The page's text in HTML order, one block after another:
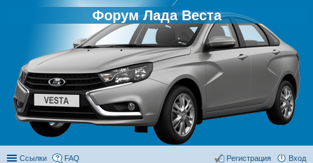
Форум Лада Веста
Ссылки FAQ Вход
Регистрация